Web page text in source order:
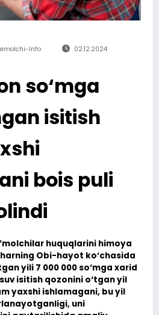
Info 02.12.2024
so‘mga
isitish
bois puli
huquqlarini himoya
Obi-hayot ko‘chasida
yili 7 000 000 so‘mga xarid
isitish qozonini o‘tgan yil
yaxshi ishlamagani, bu yil
uni